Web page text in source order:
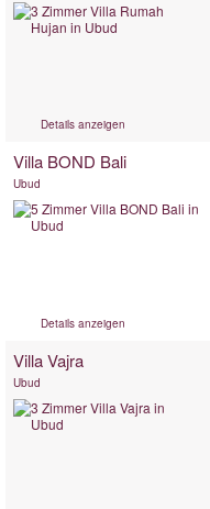
Details anzeigen
Villa BOND Bali
Ubud
Details anzeigen
Villa Vajra
Ubud